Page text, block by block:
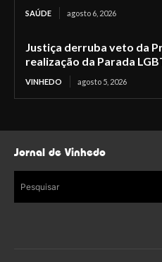
SAÚDE agosto 6, 2026
Justiça derruba veto da
realização da Parada
VINHEDO agosto 5, 2026
Jornal de Vinhedo
Pesquisar